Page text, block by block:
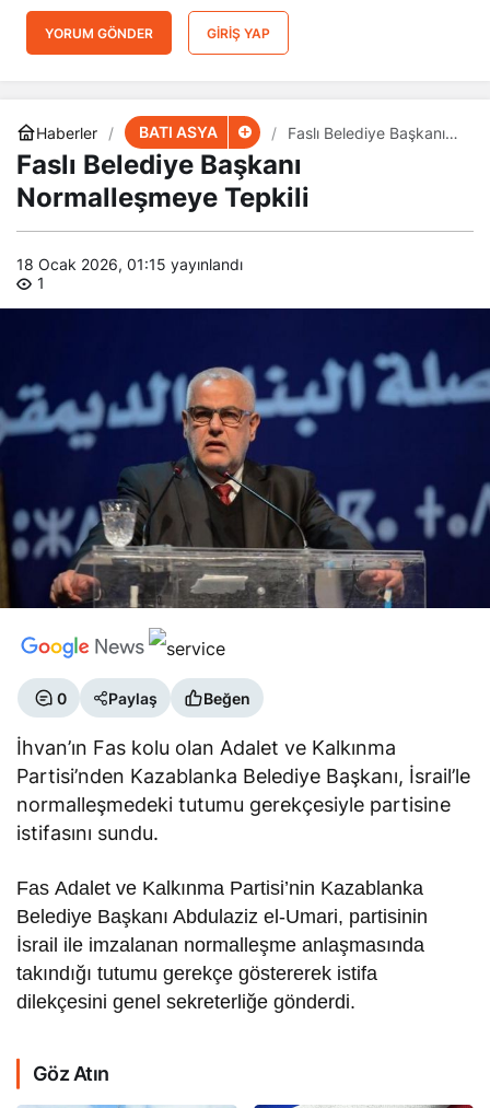
YORUM GÖNDER GIRIŞ YAP
Haberler BATI ASYA
Faslı Belediye Başkanı
Faslı Belediye Başkanı
Normalleşmeye Tepkili
18 Ocak 2026, 01:15 yayınlandı
1
0 Paylaş Beğen
İhvan’ın Fas kolu olan Adalet ve Kalkınma
Partisi’nden Kazablanka Belediye Başkanı, İsrail’le
normalleşmedeki tutumu gerekçesiyle partisine
istifasını sundu.
Fas Adalet ve Kalkınma Partisi’nin Kazablanka
Belediye Başkanı Abdulaziz el-Umari, partisinin
İsrail ile imzalanan normalleşme anlaşmasında
takındığı tutumu gerekçe göstererek istifa
dilekçesini genel sekreterliğe gönderdi.
Göz Atın